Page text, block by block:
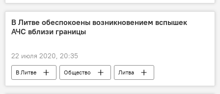
Общество
Политика
Литва
Правительство Литвы
защита
В Литве обеспокоены возникновением вспышек
АЧС вблизи границы
22 июля 2020, 20:35
В Литве Общество
Литва
АЧС
Латвия